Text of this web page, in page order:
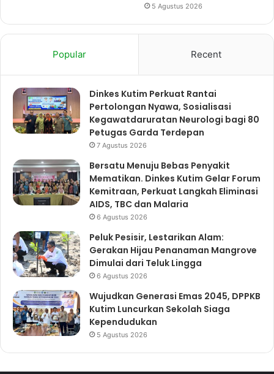
5 Agustus 2026
Popular Recent
Dinkes Kutim Perkuat Rantai
Pertolongan Nyawa, Sosialisasi
Kegawatdaruratan Neurologi bagi 80
Petugas Garda Terdepan
7 Agustus 2026
Bersatu Menuju Bebas Penyakit
Mematikan. Dinkes Kutim Gelar Forum
Kemitraan, Perkuat Langkah Eliminasi
AIDS, TBC dan Malaria
6 Agustus 2026
Peluk Pesisir, Lestarikan Alam:
Gerakan Hijau Penanaman Mangrove
Dimulai dari Teluk Lingga
6 Agustus 2026
Wujudkan Generasi Emas 2045, DPPKB
Kutim Luncurkan Sekolah Siaga
Kependudukan
5 Agustus 2026